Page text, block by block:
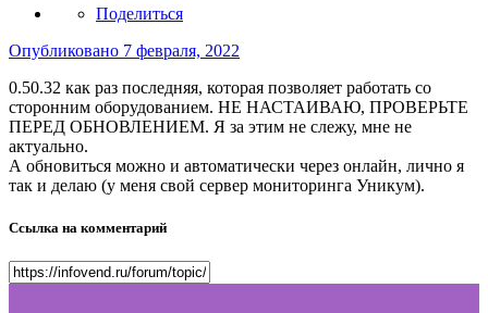
Поделиться
Опубликовано 7 февраля, 2022
0.50.32 как раз последняя, которая позволяет работать со
сторонним оборудованием. НЕ НАСТАИВАЮ, ПРОВЕРЬТЕ
ПЕРЕД ОБНОВЛЕНИЕМ. Я за этим не слежу, мне не
актуально.
А обновиться можно и автоматически через онлайн, лично я
так и делаю (у меня свой сервер мониторинга Уникум).
Ссылка на комментарий